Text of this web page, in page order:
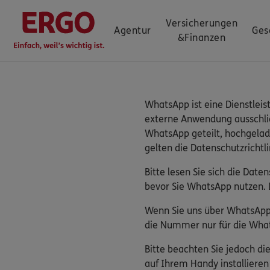
Agentur
Versicherungen
&Finanzen
WhatsApp ist eine
externe Anwendung
WhatsApp geteilt,
gelten die
Bitte lesen Sie sich die
bevor Sie WhatsApp
Wenn Sie uns über
die Nummer nur für die
Bitte beachten Sie jedoch
auf Ihrem Handy